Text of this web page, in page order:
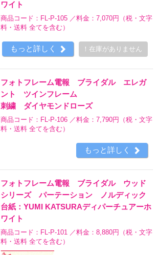
ワイト
商品コード：FL-P-105 ／料金：7,070円
（税・文字
料・送料 全てを含む）
もっと詳しく ！在庫がありません
フォトフレーム電報 ブライダル エレガ
ント ツインフレーム
刺繍 ダイヤモンドローズ
商品コード：FL-P-106 ／料金：7,790円
（税・文字
料・送料 全てを含む）
もっと詳しく
フォトフレーム電報 ブライダル ウッド
シリーズ パーテーション ノルディック
台紙：YUMI KATSURAディパーチュアーホ
ワイト
商品コード：FL-P-101 ／料金：8,880円
（税・文字
料・送料 全てを含む）